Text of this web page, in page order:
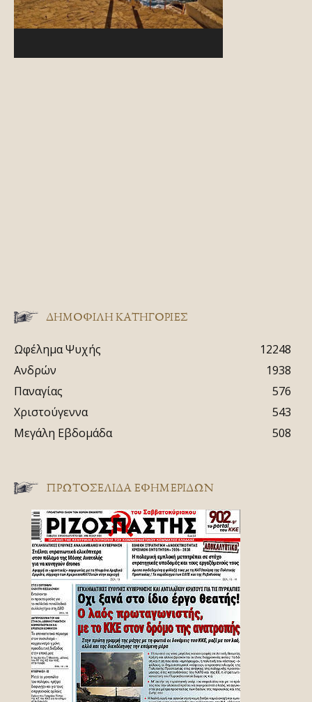
ΔΗΜΟΦΙΛΗ ΚΑΤΗΓΟΡΙΕΣ
Ωφέλημα Ψυχής
12248
Ανδρών
1938
Παναγίας
576
Χριστούγεννα
543
Μεγάλη Εβδομάδα
508
ΠΡΩΤΟΣΈΛΙΔΑ ΕΦΗΜΕΡΊΔΩΝ